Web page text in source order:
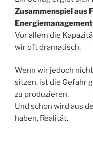
Zusammenspiel aus
Energiemanagement
Vor allem die
wir oft dramatisch.
Wenn wir jedoch
sitzen, ist die Gefahr
zu produzieren.
Und schon wird aus
haben, Realität.